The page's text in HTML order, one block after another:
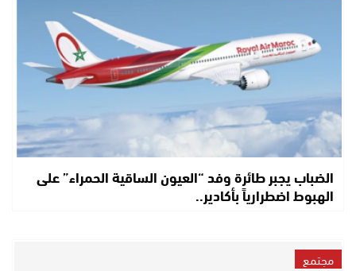
الضباب يجبر طائرة وفد “العيون الساقية الحمراء” على
الهبوط اضطرارياً بأكادير..
مجتمع